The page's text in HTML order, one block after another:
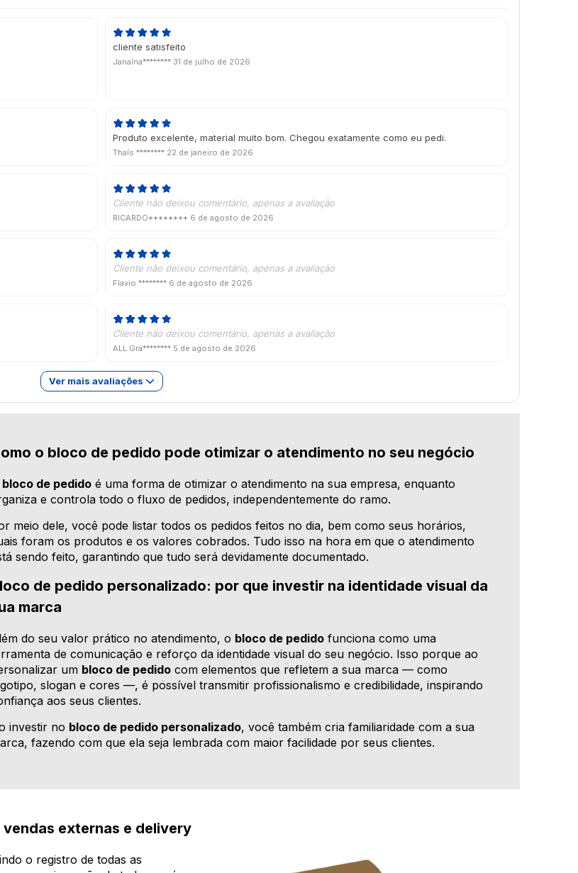
cliente satisfeito
Janaína******** 31 de julho de 2026
Produto excelente, material muito bom. Chegou exatamente como eu pedi.
Thaís ******** 22 de janeiro de 2026
Cliente não deixou comentário, apenas a avaliação
RICARDO******** 6 de agosto de 2026
Cliente não deixou comentário, apenas a avaliação
Flavio ******** 6 de agosto de 2026
Cliente não deixou comentário, apenas a avaliação
ALL Gra******** 5 de agosto de 2026
Ver mais avaliações
o bloco de pedido pode otimizar o atendimento no seu negócio
bloco de pedido é uma forma de otimizar o atendimento na sua empresa, enquanto
e controla todo o fluxo de pedidos, independentemente do ramo.
meio dele, você pode listar todos os pedidos feitos no dia, bem como seus horários,
foram os produtos e os valores cobrados. Tudo isso na hora em que o atendimento
sendo feito, garantindo que tudo será devidamente documentado.
de pedido personalizado: por que investir na identidade visual da
marca
do seu valor prático no atendimento, o bloco de pedido funciona como uma
de comunicação e reforço da identidade visual do seu negócio. Isso porque ao
um bloco de pedido com elementos que refletem a sua marca — como
slogan e cores —, é possível transmitir profissionalismo e credibilidade, inspirando
aos seus clientes.
investir no bloco de pedido personalizado, você também cria familiaridade com a sua
fazendo com que ela seja lembrada com maior facilidade por seus clientes.
externas e delivery
o registro de todas as